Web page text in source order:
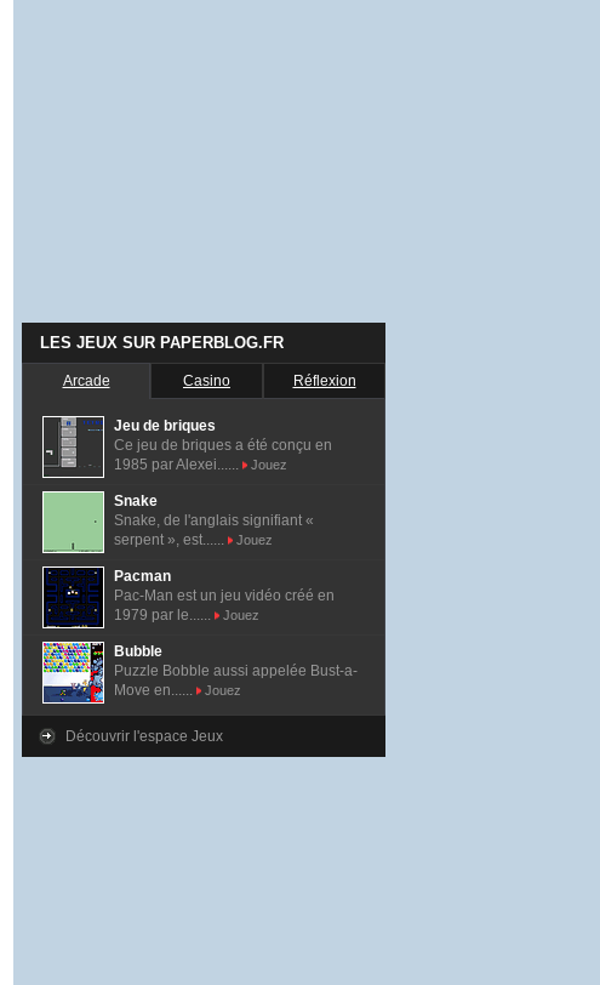
LES JEUX SUR PAPERBLOG.FR
Arcade Casino Réflexion
Jeu de briques
Ce jeu de briques a été conçu en
1985 par Alexei......
Jouez
Snake
Snake, de l'anglais signifiant «
serpent », est......
Jouez
Pacman
Pac-Man est un jeu vidéo créé en
1979 par le......
Jouez
Bubble
Puzzle Bobble aussi appelée Bust-a-
Move en......
Jouez
Découvrir l'espace Jeux